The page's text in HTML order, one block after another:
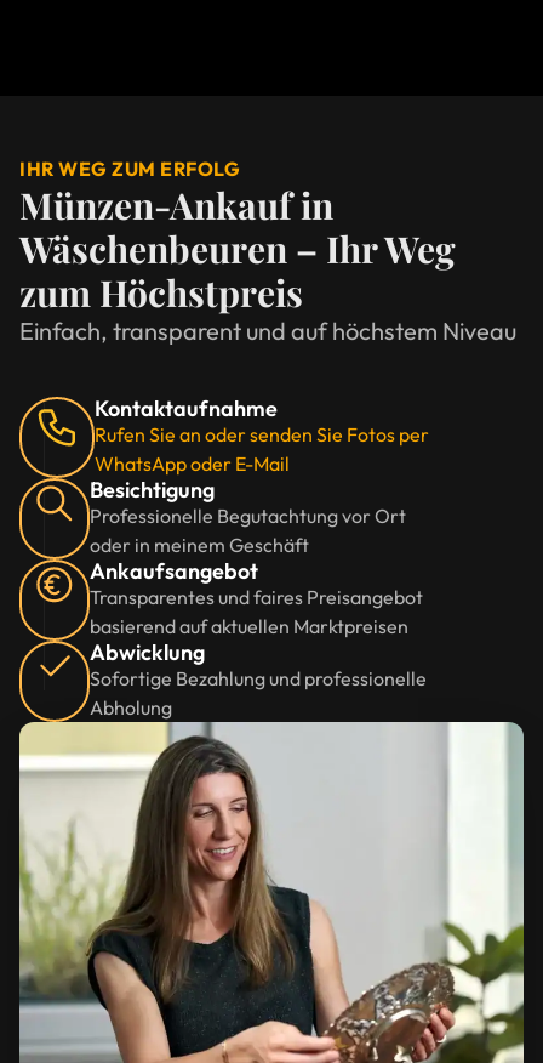
IHR WEG ZUM ERFOLG
Münzen-Ankauf in
Wäschenbeuren – Ihr Weg
zum Höchstpreis
Einfach, transparent und auf höchstem Niveau
Kontaktaufnahme
Rufen Sie an oder senden Sie Fotos per
WhatsApp oder E-Mail
Besichtigung
Professionelle Begutachtung vor Ort
oder in meinem Geschäft
Ankaufsangebot
Transparentes und faires Preisangebot
basierend auf aktuellen Marktpreisen
Abwicklung
Sofortige Bezahlung und professionelle
Abholung